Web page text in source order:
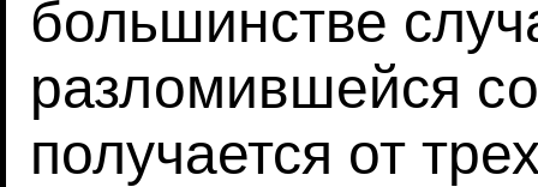
большинстве
разломившейся
получается от